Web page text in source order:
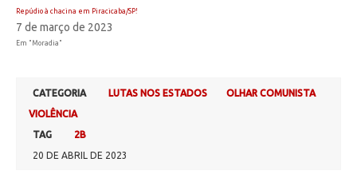
Repúdio à chacina em Piracicaba/SP!
7 de março de 2023
Em "Moradia"
CATEGORIA LUTAS NOS ESTADOS
OLHAR COMUNISTA
VIOLÊNCIA
TAG
2B
20 DE ABRIL DE 2023